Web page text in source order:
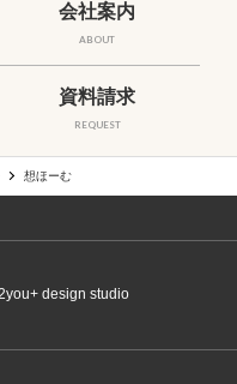
会社案内
ABOUT
資料請求
REQUEST
想ほーむ
design studio